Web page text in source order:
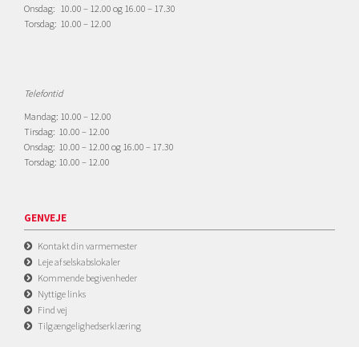
Onsdag: 10.00 – 12.00 og 16.00 – 17.30
Torsdag: 10.00 – 12.00
Telefontid
Mandag: 10.00 – 12.00
Tirsdag: 10.00 – 12.00
Onsdag: 10.00 – 12.00 og 16.00 – 17.30
Torsdag: 10.00 – 12.00
GENVEJE
Kontakt din varmemester
Leje af selskabslokaler
Kommende begivenheder
Nyttige links
Find vej
Tilgængelighedserklæring